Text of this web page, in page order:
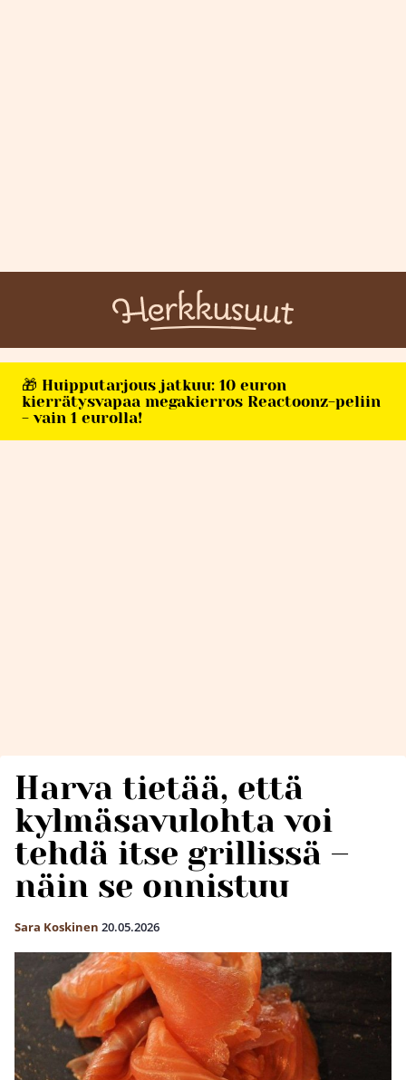
🎁 Huipputarjous jatkuu: 10 euron
kierrätysvapaa megakierros Reactoonz-peliin
- vain 1 eurolla!
Harva tietää, että
kylmäsavulohta voi
tehdä itse grillissä –
näin se onnistuu
Sara Koskinen 20.05.2026